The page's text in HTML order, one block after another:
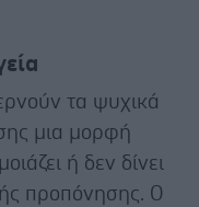
τα ψυχικά
μια μορφή
ή δεν δίνει
προπόνησης. Ο